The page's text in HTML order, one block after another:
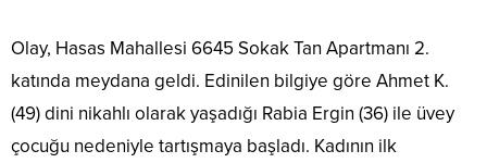
Olay, Hasas Mahallesi 6645 Sokak Tan Apartmanı 2.
katında meydana geldi. Edinilen bilgiye göre Ahmet K.
(49) dini nikahlı olarak yaşadığı Rabia Ergin (36) ile üvey
çocuğu nedeniyle tartışmaya başladı. Kadının ilk